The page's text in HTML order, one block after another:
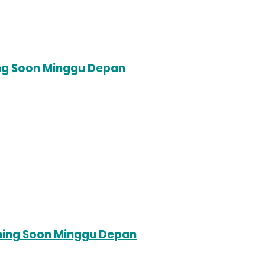
Soon Minggu Depan
Soon Minggu Depan